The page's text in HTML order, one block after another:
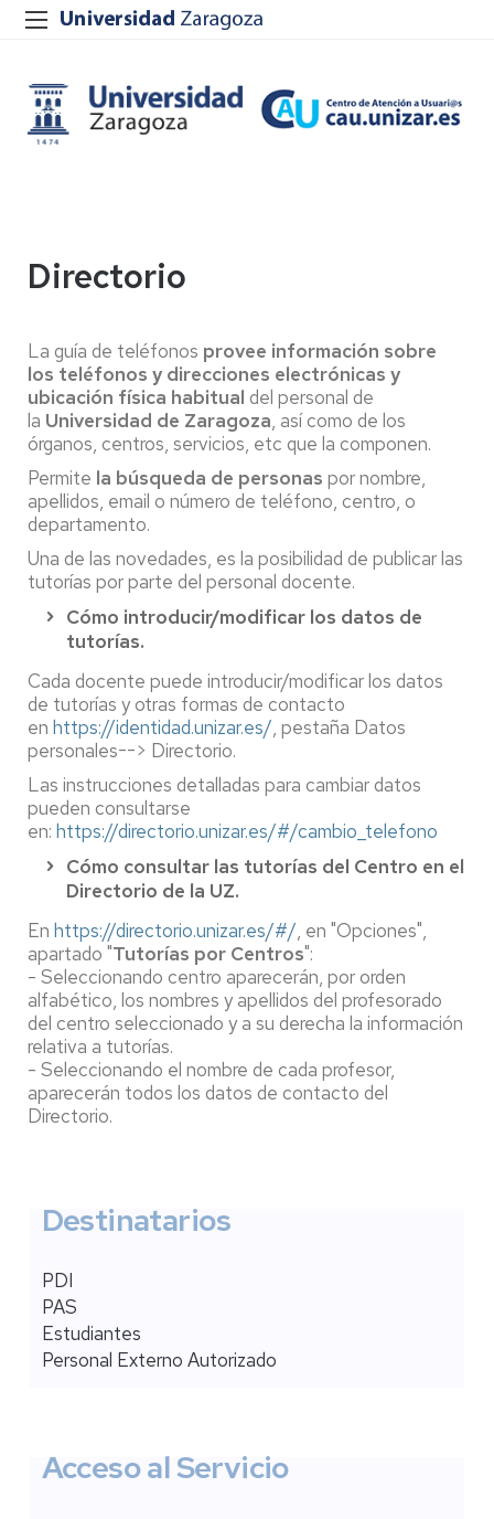
Directorio
La guía de teléfonos provee información sobre
los teléfonos y direcciones electrónicas y
ubicación física habitual del personal de
la Universidad de Zaragoza, así como de los
órganos, centros, servicios, etc que la componen.
Permite la búsqueda de personas por nombre,
apellidos, email o número de teléfono, centro, o
departamento.
Una de las novedades, es la posibilidad de publicar las
tutorías por parte del personal docente.
Cómo introducir/modificar los datos de
tutorías.
Cada docente puede introducir/modificar los datos
de tutorías y otras formas de contacto
en https://identidad.unizar.es/, pestaña Datos
personales--> Directorio.
Las instrucciones detalladas para cambiar datos
pueden consultarse
en: https://directorio.unizar.es/#/cambio_telefono
Cómo consultar las tutorías del Centro en el
Directorio de la UZ.
En https://directorio.unizar.es/#/, en "Opciones",
apartado "Tutorías por Centros":
- Seleccionando centro aparecerán, por orden
alfabético, los nombres y apellidos del profesorado
del centro seleccionado y a su derecha la información
relativa a tutorías.
- Seleccionando el nombre de cada profesor,
aparecerán todos los datos de contacto del
Directorio.
Destinatarios
PDI
PAS
Estudiantes
Personal Externo Autorizado
Acceso al Servicio